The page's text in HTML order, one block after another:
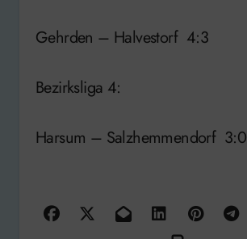
Gehrden – Halvestorf 4:3
Bezirksliga 4:
Harsum – Salzhemmendorf 3:0